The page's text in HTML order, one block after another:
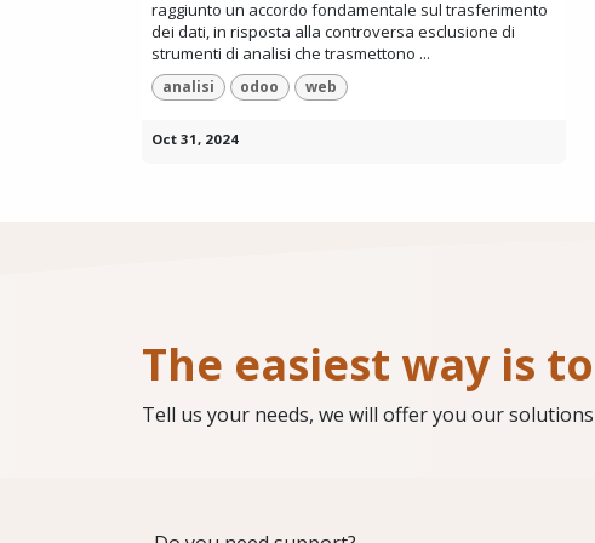
raggiunto un accordo fondamentale sul trasferimento
dei dati, in risposta alla controversa esclusione di
strumenti di analisi che trasmettono ...
analisi odoo web
Oct 31, 2024
The easiest way is
Tell us your needs, we will offer you our solutions